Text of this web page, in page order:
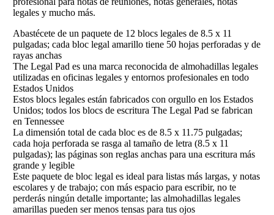
legales y mucho más.
Abastécete de un paquete de 12 blocs legales de 8.5 x 11
pulgadas; cada bloc legal amarillo tiene 50 hojas perforadas y de
rayas anchas
The Legal Pad es una marca reconocida de almohadillas legales
utilizadas en oficinas legales y entornos profesionales en todo
Estados Unidos
Estos blocs legales están fabricados con orgullo en los Estados
Unidos; todos los blocs de escritura The Legal Pad se fabrican
en Tennessee
La dimensión total de cada bloc es de 8.5 x 11.75 pulgadas;
cada hoja perforada se rasga al tamaño de letra (8.5 x 11
pulgadas); las páginas son reglas anchas para una escritura más
grande y legible
Este paquete de bloc legal es ideal para listas más largas, y notas
escolares y de trabajo; con más espacio para escribir, no te
perderás ningún detalle importante; las almohadillas legales
amarillas pueden ser menos tensas para tus ojos